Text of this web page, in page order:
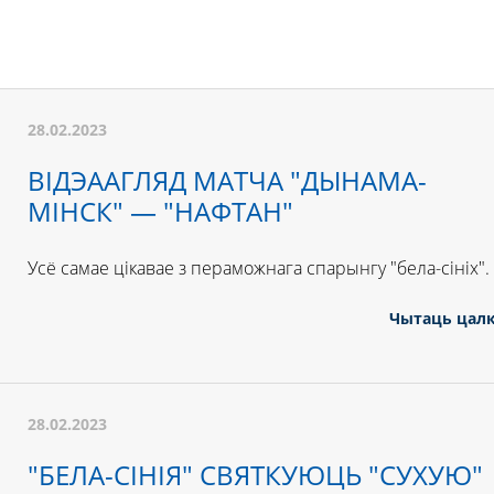
28.02.2023
ВІДЭААГЛЯД МАТЧА "ДЫНАМА-
МІНСК" — "НАФТАН"
Усё самае цікавае з пераможнага спарынгу "бела-сініх".
Чытаць
28.02.2023
"БЕЛА-СІНІЯ" СВЯТКУЮЦЬ "СУХУЮ"